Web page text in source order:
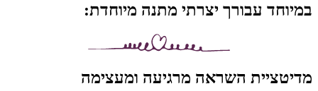
במיוחד עבורך יצרתי מתנה מיוחדת:
מדיטציית השראה מרגיעה ומעצימה